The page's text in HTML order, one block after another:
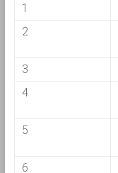
1
2
3
4
5
6